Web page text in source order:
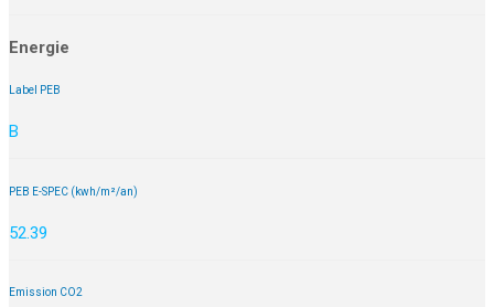
Energie
Label PEB
B
PEB E-SPEC (kwh/m²/an)
52.39
Emission CO2